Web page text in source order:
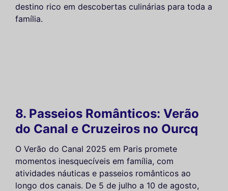
destino rico em descobertas culinárias para toda a
família.
8. Passeios Românticos: Verão
do Canal e Cruzeiros no Ourcq
O Verão do Canal 2025 em Paris promete
momentos inesquecíveis em família, com
atividades náuticas e passeios românticos ao
longo dos canais. De 5 de julho a 10 de agosto,